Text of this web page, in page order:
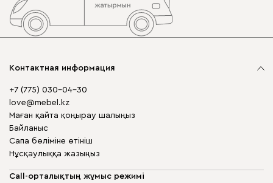
Контактная информация
+7 (775) 030-04-30
love@mebel.kz
Маған қайта қоңырау шалыңыз
Байланыс
Сапа бөліміне өтініш
Нұсқаулыққа жазыңыз
Call-орталықтың жұмыс режимі